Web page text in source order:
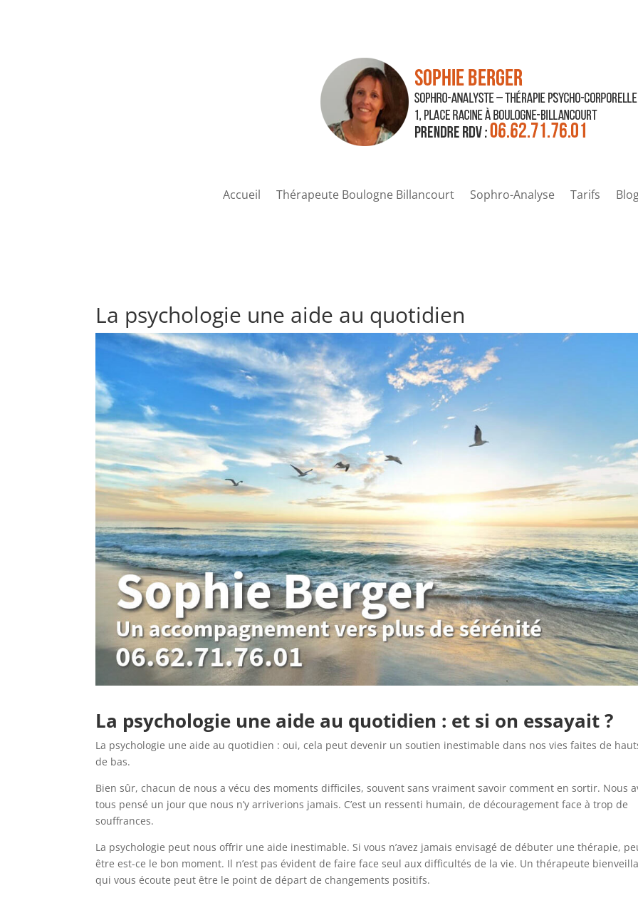
Accueil Thérapeute Boulogne Billancourt Sophro-Analyse Tarifs
La psychologie une aide au quotidien
La psychologie une aide au quotidien : et si on essayait ?
La psychologie une aide au quotidien : oui, cela peut devenir un soutien inestimable dans nos vies faites de
de bas.
Bien sûr, chacun de nous a vécu des moments difficiles, souvent sans vraiment savoir comment en sortir. Nous
tous pensé un jour que nous n’y arriverions jamais. C’est un ressenti humain, de découragement face à trop de
souffrances.
La psychologie peut nous offrir une aide inestimable. Si vous n’avez jamais envisagé de débuter une thérapie,
être est-ce le bon moment. Il n’est pas évident de faire face seul aux difficultés de la vie. Un thérapeute
qui vous écoute peut être le point de départ de changements positifs.